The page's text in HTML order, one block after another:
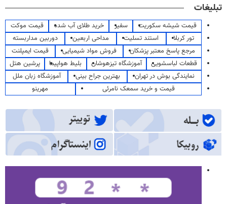
تبلیغات
قیمت شیشه سکوریت سفیر خرید طلای آب شده
قیمت موکت
تور کربلا
استند تسلیت مداحی اربعین
دوربین مداربسته
مرجع پاسخ معتبر پزشکان
فروش مواد شیمیایی
قیمت ایمپلنت
قطعات لباسشویی
آموزشگاه تیزهوشان بلیط هواپیما
پرشین هتل
نمایندگی بوش در تهران
بهترین جراح بینی
آموزشگاه زبان ملل
قیمت و خرید سمعک نامرئی
مهرینو